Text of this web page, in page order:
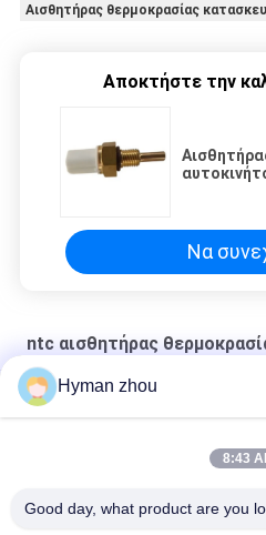
Αισθητήρας θερμοκρασίας
Αποκτήστε την
Να
ntc αισθητήρας
Αισθητήρας θερμοκρασίας νερού
ΕθνΚΤ RTD USD IN FOOD
σχεδιασμένο για μοτοσυκλέτες
Hyman zhou
8:43
Good day, what product are you